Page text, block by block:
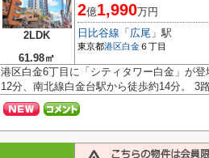
2LDK
61.98㎡
2億1,990万円
日比谷線 「 広尾 」駅
東京都港区白金６丁目
港区白金6丁目に「シティタワー白金」が
12分、南北線白金台駅から徒歩約14分。 3